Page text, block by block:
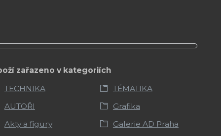
zařazeno v kategoriích
TECHNIKA
TÉMATIKA
AUTOŘI
Grafika
Akty a figury
Galerie AD Praha